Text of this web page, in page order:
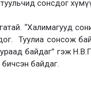
сонсдог
“Халимагууд
Туулиа сонсож
байдаг” гэж
байдаг.